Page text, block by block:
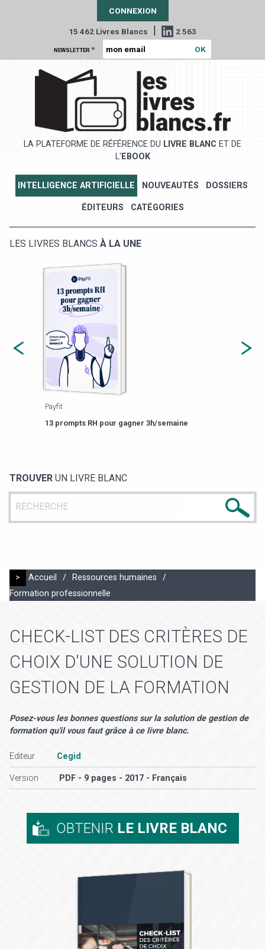
CONNEXION
15 462 Livres Blancs | 2 563
NEWSLETTER *
LA PLATEFORME DE RÉFÉRENCE DU LIVRE BLANC ET DE
L' EBOOK
INTELLIGENCE ARTIFICIELLE NOUVEAUTÉS DOSSIERS
ÉDITEURS CATÉGORIES
LES LIVRES BLANCS À LA UNE
Payfit
13 prompts RH pour gagner 3h/semaine
TROUVER UN LIVRE BLANC
> Accueil / Ressources humaines
/
Formation professionnelle
CHECK-LIST DES CRITÈRES DE
CHOIX D'UNE SOLUTION DE
GESTION DE LA FORMATION
Posez-vous les bonnes questions sur la solution de gestion de
formation qu'il vous faut grâce à ce livre blanc.
Editeur Cegid
Version PDF - 9 pages - 2017 - Français
OBTENIR LE LIVRE BLANC